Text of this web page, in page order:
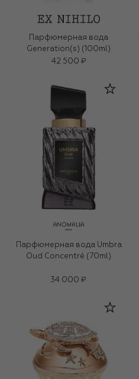
Парфюмерная вода
Generation(s) (100ml)
42 500 ₽
Парфюмерная вода Umbra
Oud Concentré (70ml)
34 000 ₽